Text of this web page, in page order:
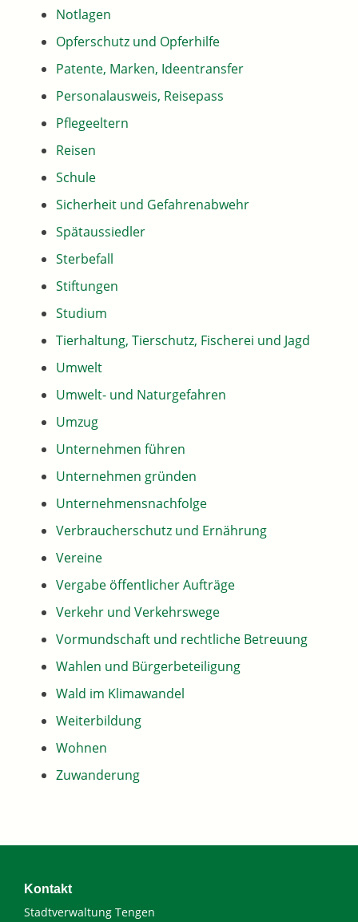
Notlagen
Opferschutz und Opferhilfe
Patente, Marken, Ideentransfer
Personalausweis, Reisepass
Pflegeeltern
Reisen
Schule
Sicherheit und Gefahrenabwehr
Spätaussiedler
Sterbefall
Stiftungen
Studium
Tierhaltung, Tierschutz, Fischerei und Jagd
Umwelt
Umwelt- und Naturgefahren
Umzug
Unternehmen führen
Unternehmen gründen
Unternehmensnachfolge
Verbraucherschutz und Ernährung
Vereine
Vergabe öffentlicher Aufträge
Verkehr und Verkehrswege
Vormundschaft und rechtliche Betreuung
Wahlen und Bürgerbeteiligung
Wald im Klimawandel
Weiterbildung
Wohnen
Zuwanderung
Kontakt
Stadtverwaltung Tengen